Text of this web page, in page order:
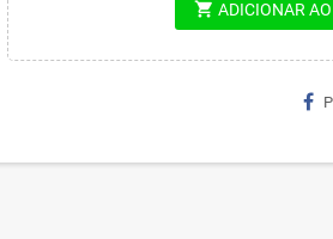
shopping_cart ADICIONAR